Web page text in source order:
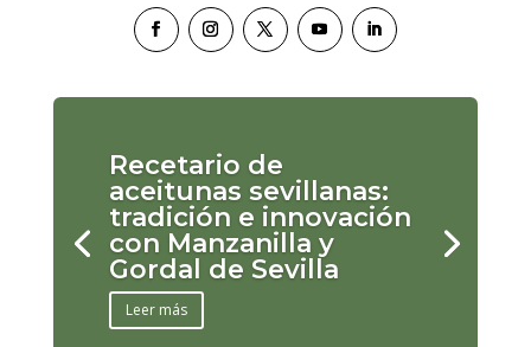
Recetario de
aceitunas sevillanas:
tradición e innovación
con Manzanilla y
Gordal de Sevilla
Leer más